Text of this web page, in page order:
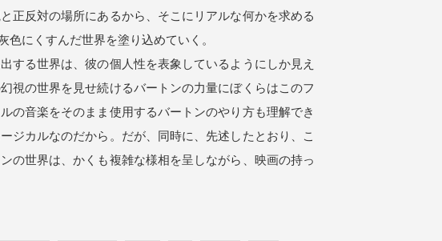
正反対の場所にあるから、そこにリアルな何かを求める
にくすんだ世界を塗り込めていく。
る世界は、彼の個人性を表象しているようにしか見え
視の世界を見せ続けるバートンの力量にぼくらはこのフ
の音楽をそのまま使用するバートンのやり方も理解でき
ジカルなのだから。だが、同時に、先述したとおり、こ
の世界は、かくも複雑な様相を呈しながら、映画の持っ